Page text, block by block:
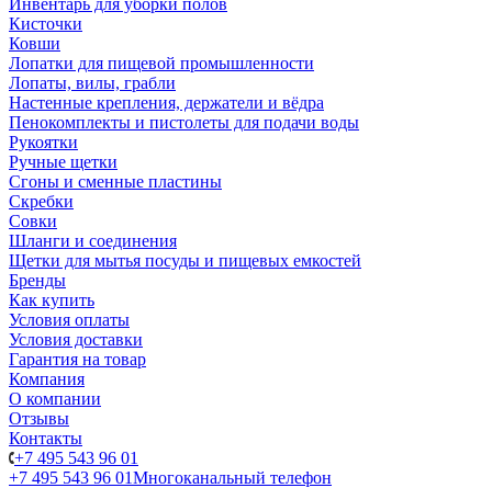
Инвентарь для уборки полов
Кисточки
Ковши
Лопатки для пищевой промышленности
Лопаты, вилы, грабли
Настенные крепления, держатели и вёдра
Пенокомплекты и пистолеты для подачи воды
Рукоятки
Ручные щетки
Сгоны и сменные пластины
Скребки
Совки
Шланги и соединения
Щетки для мытья посуды и пищевых емкостей
Бренды
Как купить
Условия оплаты
Условия доставки
Гарантия на товар
Компания
О компании
Отзывы
Контакты
+7 495 543 96 01
+7 495 543 96 01Многоканальный телефон